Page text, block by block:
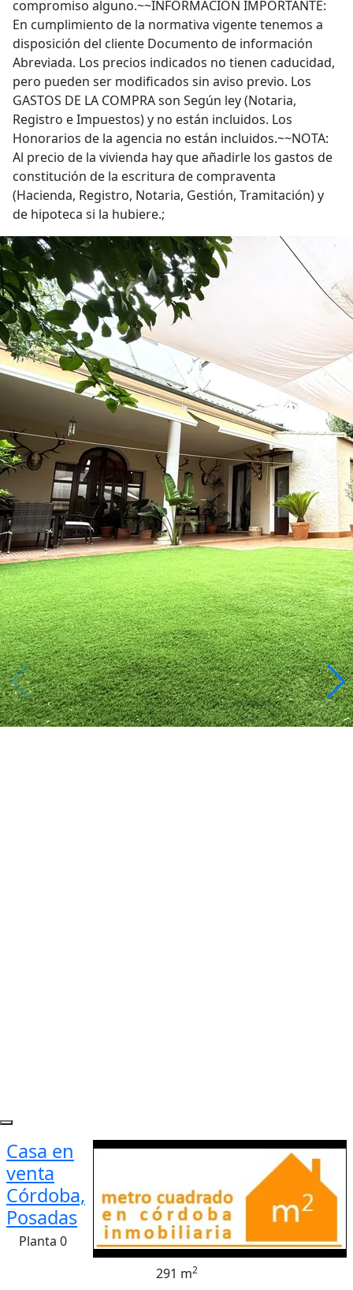
compromiso alguno.~~INFORMACIÓN IMPORTANTE:
En cumplimiento de la normativa vigente tenemos a
disposición del cliente Documento de información
Abreviada. Los precios indicados no tienen caducidad,
pero pueden ser modificados sin aviso previo. Los
GASTOS DE LA COMPRA son Según ley (Notaria,
Registro e Impuestos) y no están incluidos. Los
Honorarios de la agencia no están incluidos.~~NOTA:
Al precio de la vivienda hay que añadirle los gastos de
constitución de la escritura de compraventa
(Hacienda, Registro, Notaria, Gestión, Tramitación) y
de hipoteca si la hubiere.;
Casa en
venta
Córdoba,
Posadas
Planta 0
291 m2